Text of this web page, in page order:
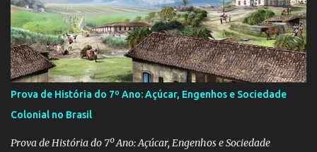
Prova de História do 7º Ano: Açúcar, Engenhos e Sociedade
Colonial no Brasil
Prova de História do 7º Ano: Açúcar, Engenhos e Sociedade